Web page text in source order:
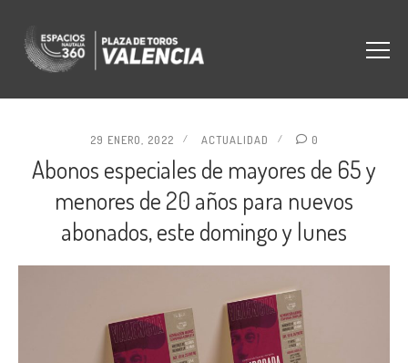
29 ENERO, 2022 ACTUALIDAD 0
Abonos especiales de mayores de 65 y
menores de 20 años para nuevos
abonados, este domingo y lunes